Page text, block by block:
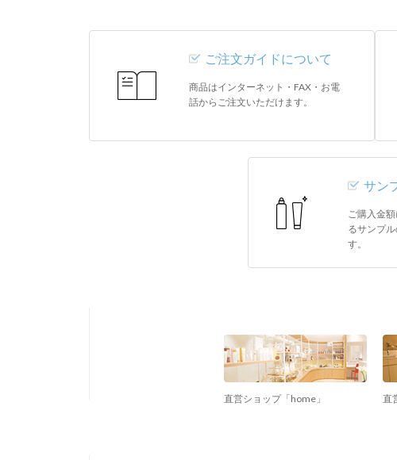
ご注文ガイドについて
商品はインターネット・FAX・お電
話からご注文いただけます。
サン
ご購入金
るサンプ
す。
直営ショップ「home」 直